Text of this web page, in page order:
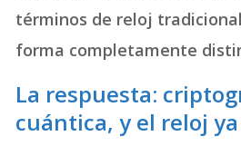
términos de reloj
forma completamente
La respuesta:
cuántica, y el reloj